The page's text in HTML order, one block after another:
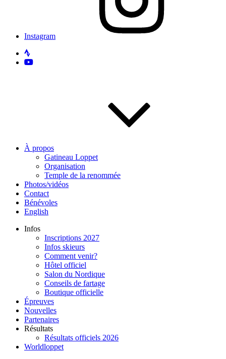
Instagram
À propos
Gatineau Loppet
Organisation
Temple de la renommée
Photos/vidéos
Contact
Bénévoles
English
Infos
Inscriptions 2027
Infos skieurs
Comment venir?
Hôtel officiel
Salon du Nordique
Conseils de fartage
Boutique officielle
Épreuves
Nouvelles
Partenaires
Résultats
Résultats officiels 2026
Worldloppet